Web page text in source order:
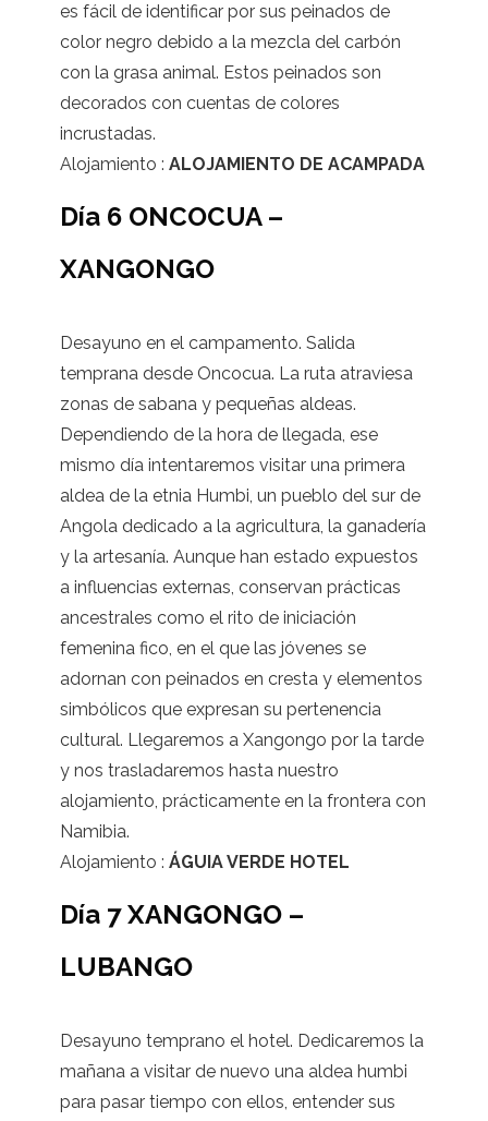
es fácil de identificar por sus peinados de
color negro debido a la mezcla del carbón
con la grasa animal. Estos peinados son
decorados con cuentas de colores
incrustadas.
Alojamiento : ALOJAMIENTO DE ACAMPADA
Día 6 ONCOCUA –
XANGONGO
Desayuno en el campamento. Salida
temprana desde Oncocua. La ruta atraviesa
zonas de sabana y pequeñas aldeas.
Dependiendo de la hora de llegada, ese
mismo día intentaremos visitar una primera
aldea de la etnia Humbi, un pueblo del sur de
Angola dedicado a la agricultura, la ganadería
y la artesanía. Aunque han estado expuestos
a influencias externas, conservan prácticas
ancestrales como el rito de iniciación
femenina fico, en el que las jóvenes se
adornan con peinados en cresta y elementos
simbólicos que expresan su pertenencia
cultural. Llegaremos a Xangongo por la tarde
y nos trasladaremos hasta nuestro
alojamiento, prácticamente en la frontera con
Namibia.
Alojamiento : ÁGUIA VERDE HOTEL
Día 7 XANGONGO –
LUBANGO
Desayuno temprano el hotel. Dedicaremos la
mañana a visitar de nuevo una aldea humbi
para pasar tiempo con ellos, entender sus